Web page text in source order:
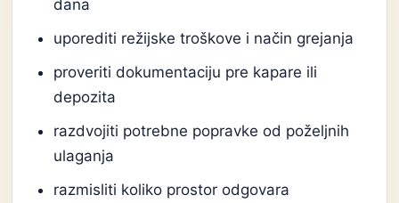
dana
uporediti režijske troškove i način grejanja
proveriti dokumentaciju pre kapare ili
depozita
razdvojiti potrebne popravke od poželjnih
ulaganja
razmisliti koliko prostor odgovara